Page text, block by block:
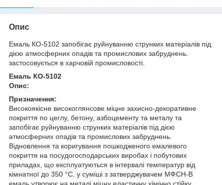
Опис
Емаль КО-5102 запобігає руйнуванню струнких матеріалів під
дією атмосферних опадів та промислових забруднень.
застосовується в харчовій промисловості.
Емаль КО-5102
Опис:
Призначення:
Високоякісне високоглянсове міцне захисно-декоративне
покриття по цеглу, бетону, азбоцементу та металу та
запобігає руйнуванню струнких матеріалів під дією
атмосферних опадів та промислових забруднень.
Відновлення та коригування пошкодженого емалевого
покриття на посудогосподарських виробах і побутових
приладах, що експлуатуються в інтервалі температур від
кімнатної до 350 °C. у суміші з затверджувачем MФСН-В
емаль утворює на металі міцну еластичну хімічно стійку